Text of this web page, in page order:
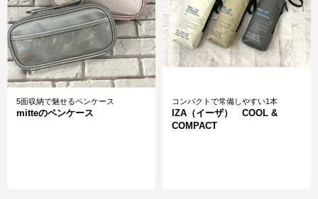
5面収納で魅せるペンケース
mitteのペンケース
コンパクトで常備しやすい1本
IZA（イーザ） COOL &
COMPACT